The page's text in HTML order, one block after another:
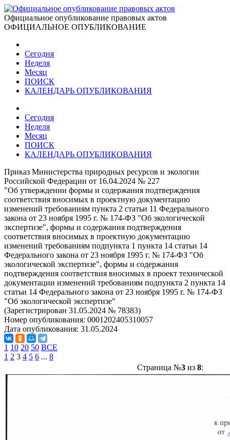
Официальное опубликование правовых актов
ОФИЦИАЛЬНОЕ ОПУБЛИКОВАНИЕ
Сегодня
Неделя
Месяц
ПОИСК
КАЛЕНДАРЬ ОПУБЛИКОВАНИЯ
Сегодня
Неделя
Месяц
ПОИСК
КАЛЕНДАРЬ ОПУБЛИКОВАНИЯ
Приказ Министерства природных ресурсов и экологии
Российской Федерации от 16.04.2024 № 227
"Об утверждении формы и содержания подтверждения
соответствия вносимых в проектную документацию
изменений требованиям пункта 2 статьи 11 Федерального
закона от 23 ноября 1995 г. № 174-ФЗ "Об экологической
экспертизе", формы и содержания подтверждения
соответствия вносимых в проектную документацию
изменений требованиям подпункта 1 пункта 14 статьи 14
Федерального закона от 23 ноября 1995 г. № 174-ФЗ "Об
экологической экспертизе", формы и содержания
подтверждения соответствия вносимых в проект технической
документации изменений требованиям подпункта 2 пункта 14
статьи 14 Федерального закона от 23 ноября 1995 г. № 174-ФЗ
"Об экологической экспертизе"
(Зарегистрирован 31.05.2024 № 78383)
Номер опубликования: 0001202405310057
Дата опубликования: 31.05.2024
1 10 20 50 ВСЕ
1 2 3 4 5 6 ... 8
Страница №3из 8: